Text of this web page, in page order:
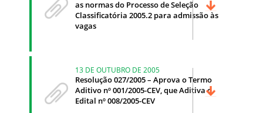
as normas do Processo de Seleção
Classificatória 2005.2 para admissão às
vagas
13 DE OUTUBRO DE 2005
Resolução 027/2005 – Aprova o Termo
Aditivo nº 001/2005-CEV, que Aditiva o
Edital nº 008/2005-CEV